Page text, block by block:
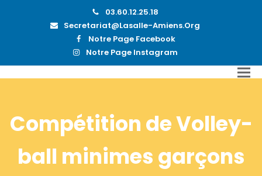
03.60.12.25.18
Secretariat@lasalle-Amiens.org
Notre Page Facebook
Notre Page Instagram
Compétition de Volley-
ball minimes garçons